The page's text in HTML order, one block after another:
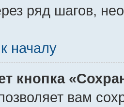
ряд шагов,
началу
кнопка
вам